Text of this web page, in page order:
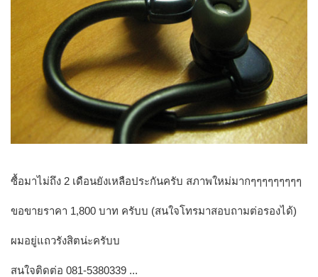
ซื้อมาไม่ถึง 2 เดือนยังเหลือประกันครับ สภาพใหม่มากๆๆๆๆๆๆๆๆๆ
ขอขายราคา 1,800 บาท ครับบ (สนใจโทรมาสอบถามต่อรองได้)
ผมอยู่แถวรังสิตน่ะครับบ
สนใจติดต่อ 081-5380339 ...